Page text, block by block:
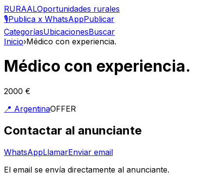
RURAALOportunidades rurales
🎙️Publica x WhatsAppPublicar
CategoríasUbicacionesBuscar
Inicio›Médico con experiencia.
Médico con experiencia.
2000 €
📍 ArgentinaOFFER
Contactar al anunciante
WhatsAppLlamarEnviar email
El email se envía directamente al anunciante.